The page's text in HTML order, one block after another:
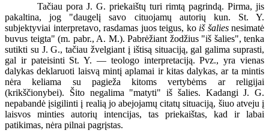
Tačiau pora J. G. priekaištų turi rimtą pagrindą. Pirma, jis
pakaltina, jog "daugelį savo cituojamų autorių kun. St. Y.
subjektyviai interpretavo, rasdamas juos teigus, ko iš šaliesnesimatė
buvus teigta" (m. pabr., A. M.). Pabrėžiant žodžius "iš šalies", tenka
sutikti su J. G., tačiau žvelgiant į ištisą situaciją, gal galima suprasti,
gal ir pateisinti St. Y. — teologo interpretaciją. Pvz., yra vienas
dalykas deklaruoti laisvą mintį aplamai ir kitas dalykas, ar ta mintis
nėra keliama su pagieža kitoms vertybėms ar religijai
(krikščionybei). Šito negalima "matyti" iš šalies. Kadangi J. G.
nepabandė įsigilinti į realią jo abejojamų citatų situaciją, šiuo atveju į
laisvos minties autorių intencijas, tas priekaištas, kad ir labai
patikimas, nėra pilnai pagrįstas.